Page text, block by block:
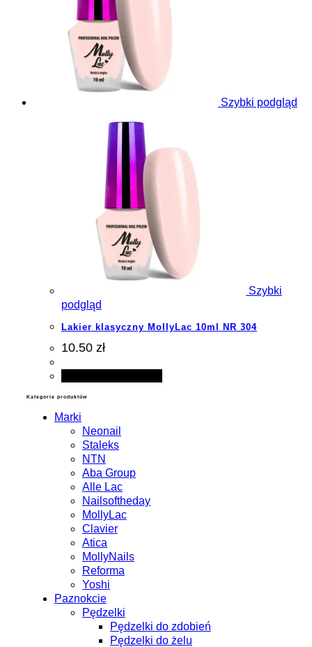
Szybki podgląd
Szybki
podgląd
Lakier klasyczny MollyLac 10ml NR 304
10.50 zł
Kategorie produktów
Marki
Neonail
Staleks
NTN
Aba Group
Alle Lac
Nailsoftheday
MollyLac
Clavier
Atica
MollyNails
Reforma
Yoshi
Paznokcie
Pędzelki
Pędzelki do zdobień
Pędzelki do żelu